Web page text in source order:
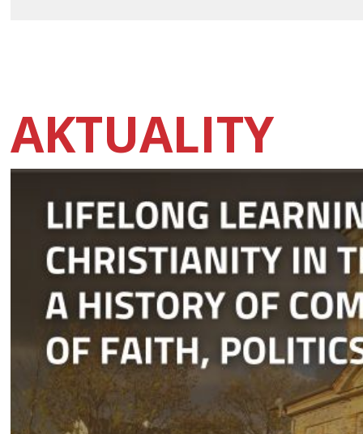
AKTUALITY